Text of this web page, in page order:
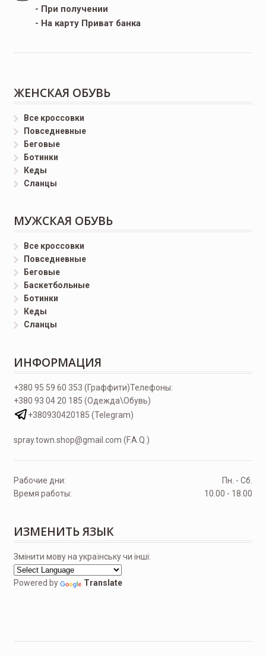
- При получении
- На карту Приват банка
ЖЕНСКАЯ ОБУВЬ
Все кроссовки
Повседневные
Беговые
Ботинки
Кеды
Сланцы
МУЖСКАЯ ОБУВЬ
Все кроссовки
Повседневные
Беговые
Баскетбольные
Ботинки
Кеды
Сланцы
ИНФОРМАЦИЯ
Телефоны:
+380 95 59 60 353 (Граффити)
+380 93 04 20 185 (Одежда\Обувь)
+380930420185 (Telegram)
spray.town.shop@gmail.com (F.A.Q.)
Рабочие дни:
Пн. - Сб.
Время работы:
10.00 - 18.00
ИЗМЕНИТЬ ЯЗЫК
Змінити мову на українську чи інші:
Powered by Translate